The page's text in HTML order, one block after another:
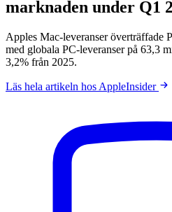
marknaden under Q1
Apples Mac-leveranser överträffade
med globala PC-leveranser på 63,3
3,2% från 2025.
Läs hela artikeln hos AppleInsider